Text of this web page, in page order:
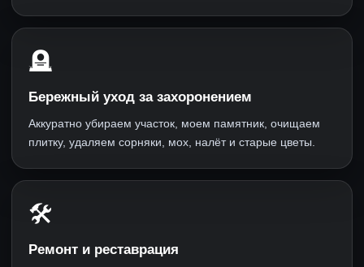
🪦
Бережный уход за захоронением
Аккуратно убираем участок, моем памятник, очищаем
плитку, удаляем сорняки, мох, налёт и старые цветы.
🛠
Ремонт и реставрация